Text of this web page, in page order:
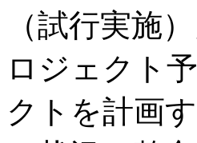
（試行実施
ロジェクト
クトを計画